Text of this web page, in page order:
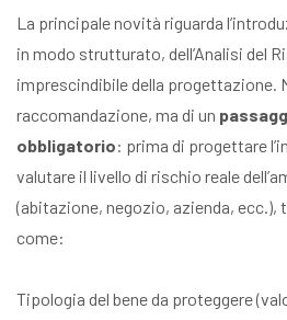
La principale novità riguarda
in modo strutturato, dell’Analisi del
imprescindibile della progettazione.
raccomandazione, ma di un
obbligatorio: prima di progettare
valutare il livello di rischio reale
(abitazione, negozio, azienda, ecc.),
come:
Tipologia del bene da proteggere